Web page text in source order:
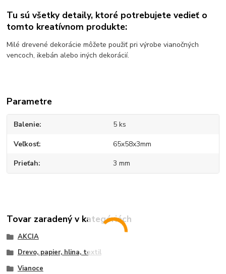
Tu sú všetky detaily, ktoré potrebujete vedieť o
tomto kreatívnom produkte:
Milé drevené dekorácie môžete použiť pri výrobe vianočných
vencoch, ikebán alebo iných dekorácií.
Parametre
Balenie 5 ks
Veľkosť 65x58x3mm
Prieťah 3 mm
Tovar zaradený v kategóriách
AKCIA
Drevo, papier, hlina, textil
Vianoce